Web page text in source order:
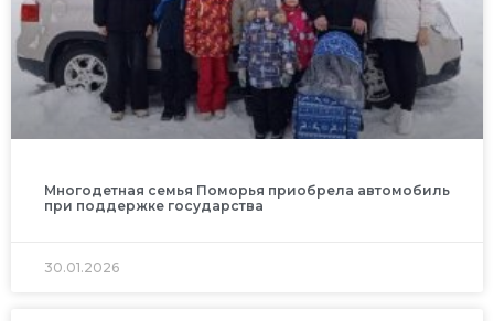
Многодетная семья Поморья приобрела автомобиль
при поддержке государства
30.01.2026